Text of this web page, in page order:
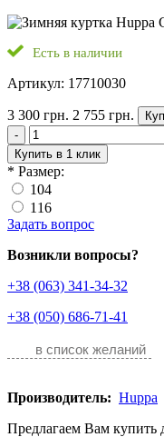
Есть в наличии
Артикул: 17710030
3 300 грн. 2 755 грн.
-
Купить в 1 клик
* Размер:
104
116
Задать вопрос
Возникли вопросы?
+38 (063) 341-34-32
+38 (050) 686-71-41
в список желаний
Производитель: Huppa
Предлагаем Вам купить